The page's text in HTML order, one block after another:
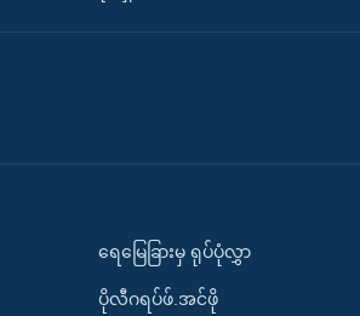
ရေမြေခြားမှ ရုပ်ပုံလွှာ
ပိုလီဂရပ်ဖ်.အင်ဖို